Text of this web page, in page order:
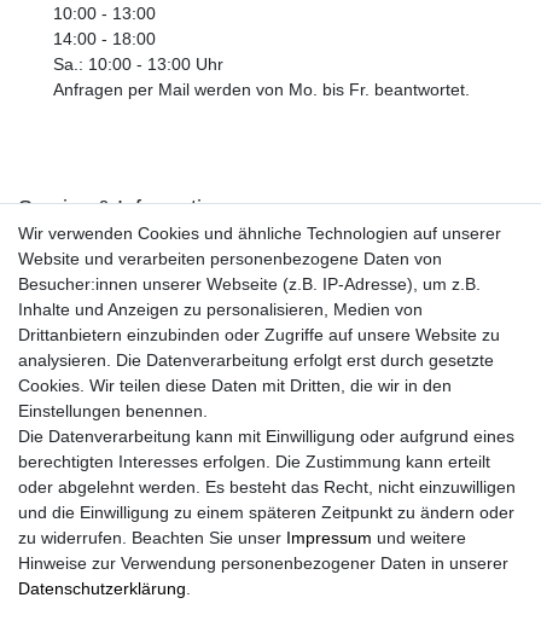
10:00 - 13:00
14:00 - 18:00
Sa.: 10:00 - 13:00 Uhr
Anfragen per Mail werden von Mo. bis Fr. beantwortet.
Service & Informationen
Kontakt
Retouren
Widerrufsrecht
Widerrufs­formular
Impressum
Daten­schutz­erklärung
AGB
Größentabelle
Kataloge
Barrierefreiheitserklärung
Sicherheitsinformationen
Zahlung und Versand
Wir verwenden Cookies und ähnliche Technologien auf unserer
Website und verarbeiten personenbezogene Daten von
Besucher:innen unserer Webseite (z.B. IP-Adresse), um z.B.
Inhalte und Anzeigen zu personalisieren, Medien von
Drittanbietern einzubinden oder Zugriffe auf unsere Website zu
analysieren. Die Datenverarbeitung erfolgt erst durch gesetzte
Cookies. Wir teilen diese Daten mit Dritten, die wir in den
Einstellungen benennen.
Die Datenverarbeitung kann mit Einwilligung oder aufgrund eines
berechtigten Interesses erfolgen. Die Zustimmung kann erteilt
oder abgelehnt werden. Es besteht das Recht, nicht einzuwilligen
und die Einwilligung zu einem späteren Zeitpunkt zu ändern oder
zu widerrufen. Beachten Sie unser Impressum und weitere
Hinweise zur Verwendung personenbezogener Daten in unserer
Daten­schutz­erklärung